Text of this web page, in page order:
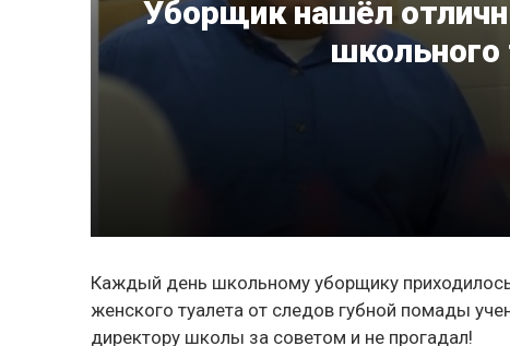
Уборщик нашёл
Каждый день школьному уборщику
женского туалета от следов губной помады
директору школы за советом и не прогадал!